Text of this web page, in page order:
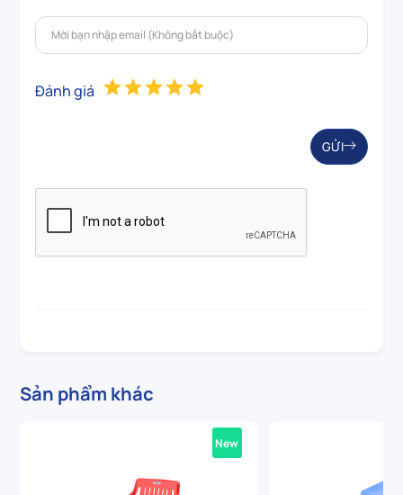
Đánh giá
GỬI
Sản phẩm khác
New